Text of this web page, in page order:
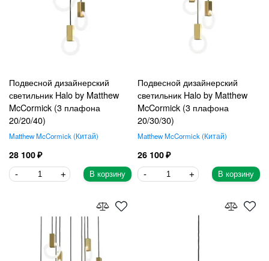
Подвесной дизайнерский
светильник Halo by Matthew
McCormick (3 плафона
20/20/40)
Matthew McCormick Китай
28 100
В корзину
Подвесной дизайнерский
светильник Halo by Matthew
McCormick (3 плафона
20/30/30)
Matthew McCormick Китай
26 100
В корзину